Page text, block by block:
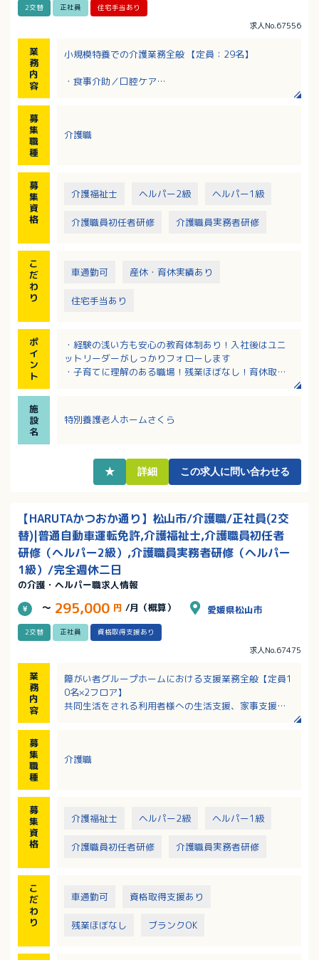
2交替 正社員 住宅手当あり
求人No.67556
業
務
内
容
小規模特養での介護業務全般 【定員：29名】
・食事介助／口腔ケア
ス／リフト浴・機械浴)
募
集
職
種
介護職
募
集
資
格
介護福祉士 ヘルパー2級 ヘルパー1級
介護職員初任者研修 介護職員実務者研修
こ
だ
わ
り
車通勤可 産休・育休実績あり
住宅手当あり
ポ
イ
ン
ト
・経験の浅い方も安心の教育体制あり！入社後はユニ
ットリーダーがしっかりフォローします
・子育てに理解のある職場！残業ほぼなし！育休取得
イベートを大事にして働けます！
・勉強会や研修会も継続してあり、スキルアップして
ートできるので安心です
施
設
名
特別養護老人ホームさくら
★ 詳細 この求人に問い合わせる
【HARUTAかつおか通り】松山市/介護職/正社員(2交
替)|普通自動車運転免許,介護福祉士,介護職員初任者
研修（ヘルパー2級）,介護職員実務者研修（ヘルパー
1級）/完全週休二日
の介護・ヘルパー職求人情報
～ 295,000 円 /月（概算） 愛媛県松山市
2交替 正社員 資格取得支援あり
求人No.67475
業
務
内
容
障がい者グループホームにおける支援業務全般【定員1
0名×2フロア】
共同生活をされる利用者様への生活支援、家事支援を
調理（湯せん）、洗濯、掃除、買い物、などの生活
募
集
職
種
介護職
募
集
資
格
介護福祉士 ヘルパー2級 ヘルパー1級
介護職員初任者研修 介護職員実務者研修
こ
だ
わ
り
車通勤可 資格取得支援あり
残業ほぼなし ブランクOK